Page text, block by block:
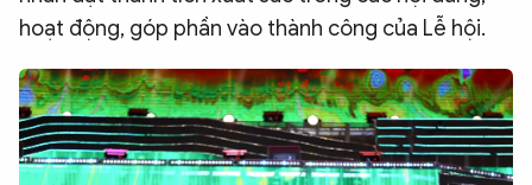
hoạt động, góp phần vào thành công của Lễ hội.